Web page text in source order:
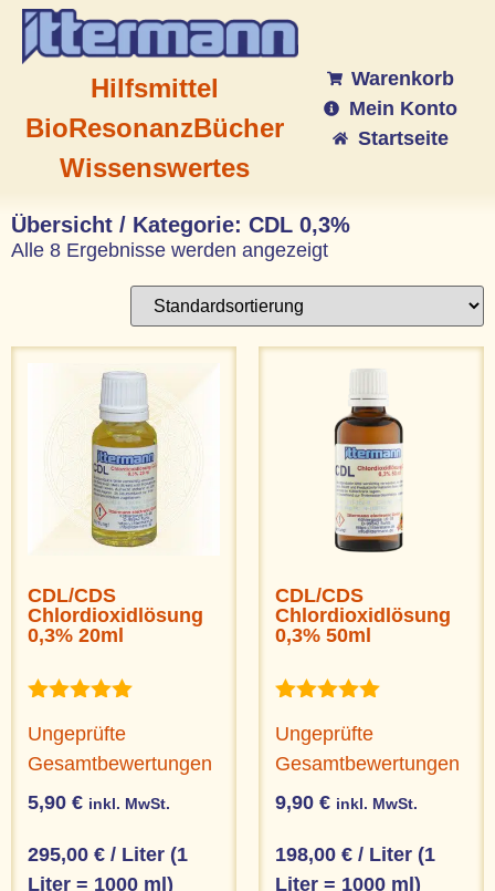
Hilfsmittel
BioResonanzBücher
Wissenswertes
Warenkorb
Mein Konto
Startseite
Übersicht / Kategorie: CDL 0,3%
Alle 8 Ergebnisse werden angezeigt
CDL/CDS
Chlordioxidlösung
0,3% 20ml
mit
5.00
von 5
Ungeprüfte
Gesamtbewertungen
5,90 € inkl. MwSt.
295,00 € / Liter (1
Liter = 1000 ml)
CDL/CDS
Chlordioxidlösung
0,3% 50ml
mit
5.00
von 5
Ungeprüfte
Gesamtbewertungen
9,90 € inkl. MwSt.
198,00 € / Liter (1
Liter = 1000 ml)